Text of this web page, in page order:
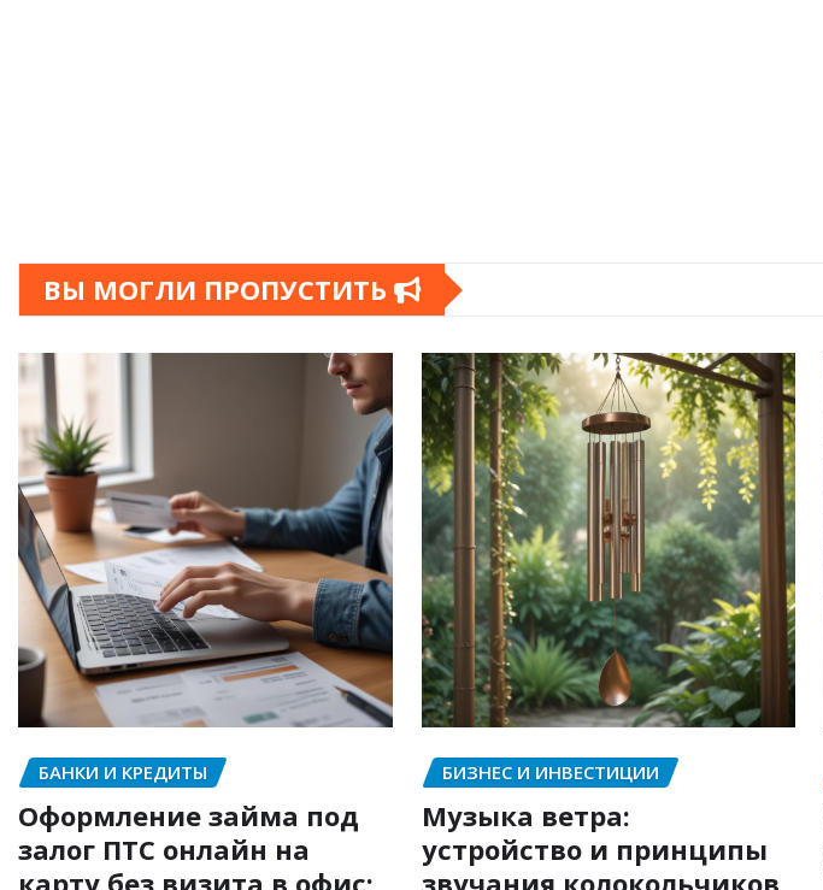
ВЫ МОГЛИ ПРОПУСТИТЬ
БАНКИ И КРЕДИТЫ
Оформление займа под
залог ПТС онлайн на
БИЗНЕС И ИНВЕСТИЦИИ
Музыка ветра:
устройство и принципы